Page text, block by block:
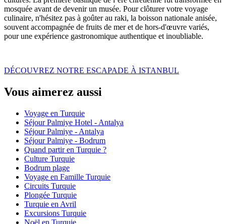
mosquée avant de devenir un musée. Pour clôturer votre voyage
culinaire, n'hésitez pas à goûter au raki, la boisson nationale anisée,
souvent accompagnée de fruits de mer et de hors-d'œuvre variés,
pour une expérience gastronomique authentique et inoubliable.
DÉCOUVREZ NOTRE ESCAPADE À ISTANBUL
Vous aimerez aussi
Voyage en Turquie
Séjour Palmiye Hotel - Antalya
Séjour Palmiye - Antalya
Séjour Palmiye - Bodrum
Quand partir en Turquie ?
Culture Turquie
Bodrum plage
Voyage en Famille Turquie
Circuits Turquie
Plongée Turquie
Turquie en Avril
Excursions Turquie